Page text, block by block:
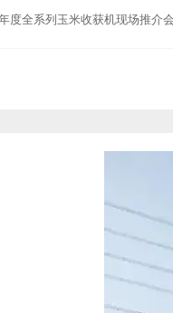
度全系列玉米收获机现场推介会